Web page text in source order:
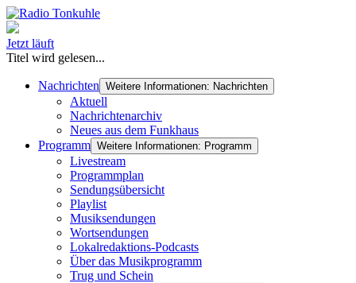
Jetzt läuft
Titel wird gelesen...
Nachrichten Weitere Informationen: Nachrichten
Aktuell
Nachrichtenarchiv
Neues aus dem Funkhaus
Programm Weitere Informationen: Programm
Livestream
Programmplan
Sendungsübersicht
Playlist
Musiksendungen
Wortsendungen
Lokalredaktions-Podcasts
Über das Musikprogramm
Trug und Schein